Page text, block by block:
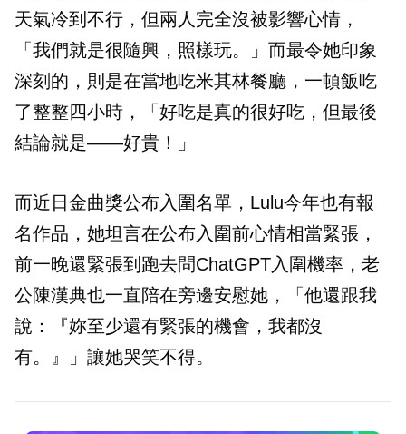
天氣冷到不行，但兩人完全沒被影響心情，
「我們就是很隨興，照樣玩。」而最令她印象
深刻的，則是在當地吃米其林餐廳，一頓飯吃
了整整四小時，「好吃是真的很好吃，但最後
結論就是——好貴！」
而近日金曲獎公布入圍名單，Lulu今年也有報
名作品，她坦言在公布入圍前心情相當緊張，
前一晚還緊張到跑去問ChatGPT入圍機率，老
公陳漢典也一直陪在旁邊安慰她，「他還跟我
說：『妳至少還有緊張的機會，我都沒
有。』」讓她哭笑不得。